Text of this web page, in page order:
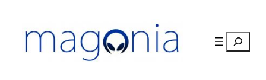
contenido
Buscar